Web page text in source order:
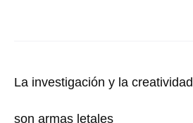
La investigación y la creatividad
son armas letales